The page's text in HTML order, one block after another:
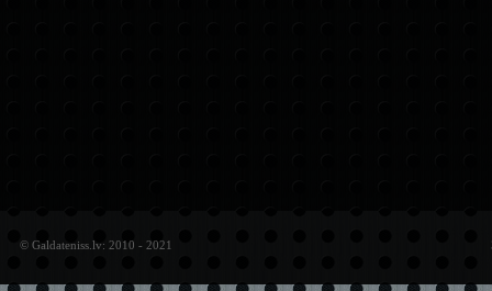
© Galdateniss.lv: 2010 - 2021